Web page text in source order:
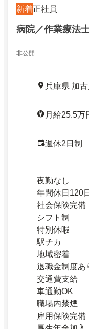
新着正社員
病院／作業療法
非公開
兵庫県 加
月給25.5万
週休2日制
夜勤なし
年間休日120
社会保険完備
シフト制
特別休暇
駅チカ
地域密着
退職金制度あ
交通費支給
車通勤OK
職場内禁煙
雇用保険完備